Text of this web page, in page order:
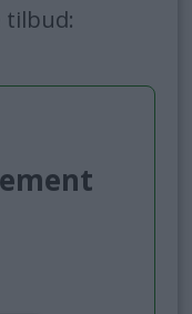
tilbud: